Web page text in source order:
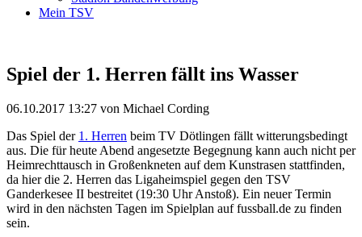
Mein TSV
Spiel der 1. Herren fällt ins Wasser
06.10.2017 13:27 von Michael Cording
Das Spiel der 1. Herren beim TV Dötlingen fällt witterungsbedingt
aus. Die für heute Abend angesetzte Begegnung kann auch nicht per
Heimrechttausch in Großenkneten auf dem Kunstrasen stattfinden,
da hier die 2. Herren das Ligaheimspiel gegen den TSV
Ganderkesee II bestreitet (19:30 Uhr Anstoß). Ein neuer Termin
wird in den nächsten Tagen im Spielplan auf fussball.de zu finden
sein.